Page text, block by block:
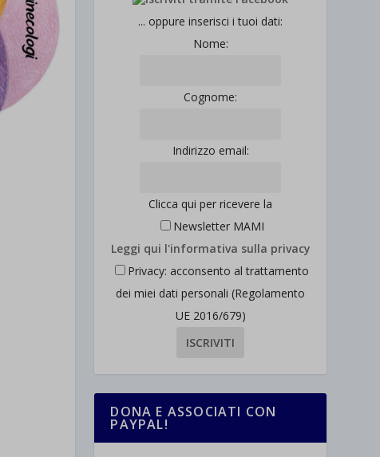
... oppure inserisci i tuoi dati:
Nome:
Cognome:
Indirizzo email:
Clicca qui per ricevere la
Newsletter MAMI
Leggi qui l'informativa sulla privacy
Privacy: acconsento al trattamento
dei miei dati personali (Regolamento
UE 2016/679)
DONA E ASSOCIATI CON
PAYPAL!